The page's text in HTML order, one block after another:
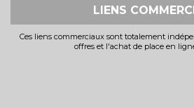
LIENS
Ces liens commerciaux sont totalement
offres et l'achat de place en